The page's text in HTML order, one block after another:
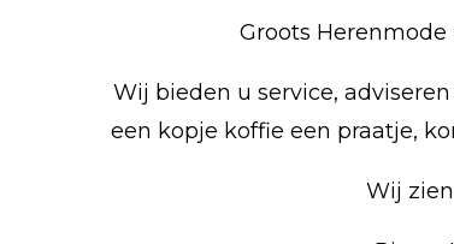
Groots
Wij bieden u service,
een kopje koffie een praatje,
Wij